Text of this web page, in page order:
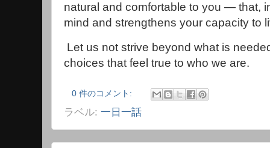
natural and comfortable to you — that,
mind and strengthens your capacity to
Let us not strive beyond what is
choices that feel true to who we are.
0 件のコメント:
ラベル: 一日一話